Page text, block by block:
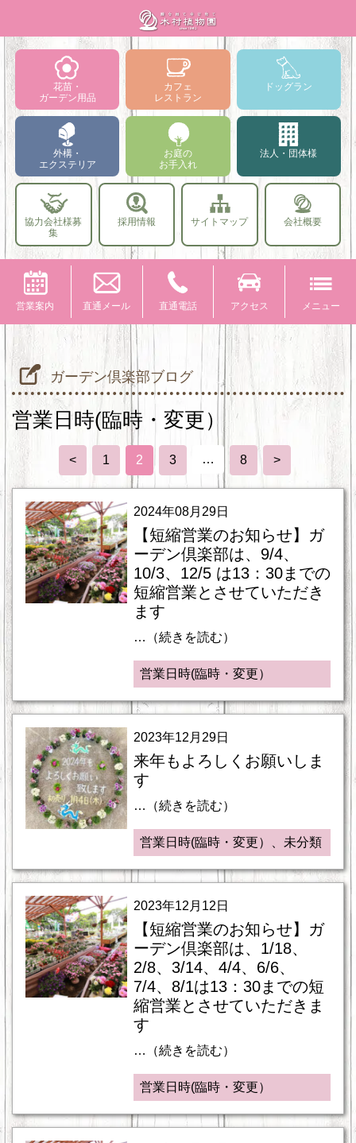
花苗・
ガーデン用品
カフェ
レストラン
ドッグラン
外構・
エクステリア
お庭の
お手入れ
法人・団体様
協力会社様募
集
採用情報 サイトマップ 会社概要
営業案内 直通メール 直通電話 アクセス メニュー
ガーデン倶楽部ブログ
営業日時(臨時・変更）
< 1 2 3 … 8 >
2024年08月29日
【短縮営業のお知らせ】ガ
ーデン倶楽部は、9/4、
10/3、12/5 は13：30までの
短縮営業とさせていただき
ます
…（続きを読む）
営業日時(臨時・変更）
2023年12月29日
来年もよろしくお願いしま
す
…（続きを読む）
営業日時(臨時・変更）、未分類
2023年12月12日
【短縮営業のお知らせ】ガ
ーデン倶楽部は、1/18、
2/8、3/14、4/4、6/6、
7/4、8/1は13：30までの短
縮営業とさせていただきま
す
…（続きを読む）
営業日時(臨時・変更）